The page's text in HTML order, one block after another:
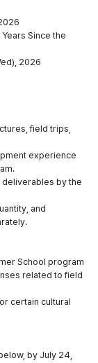
Since the
2026
field trips,
experience
by the
and
School program
related to field
certain cultural
by July 24,